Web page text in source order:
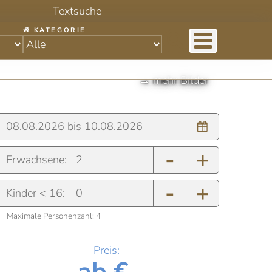
KATEGORIE
Erwachsene: - +
Kinder < 16: - +
Maximale Personenzahl: 4
Preis: